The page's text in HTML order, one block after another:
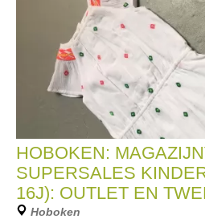
HOBOKEN:
SUPERSALES
16J): OUTLET EN
Hoboken